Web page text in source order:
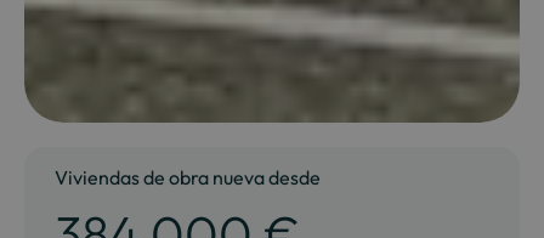
Viviendas de obra nueva desde